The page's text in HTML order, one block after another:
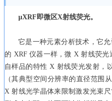
μXRF即微区X射线荧光。
它是一种元素分析技术，它
的 XRF 仪器一样，微 X 射线荧
自样品的特性 X 射线荧光发射，
（其典型空间分辨率的直径范围
X 射线光学晶体来限制激发光束